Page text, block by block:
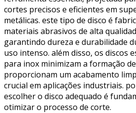
cortes precisos e eficientes em
metálicas. este tipo de disco é
materiais abrasivos de alta
garantindo dureza e durabilidade
uso intenso. além disso, os discos
para inox minimizam a formação
proporcionam um acabamento
crucial em aplicações industriais.
escolher o disco adequado é
otimizar o processo de corte.